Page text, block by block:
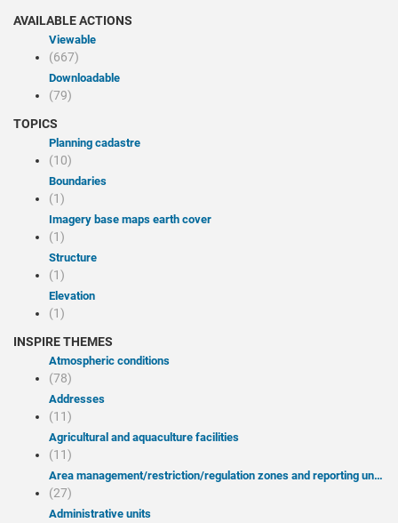
AVAILABLE ACTIONS
Viewable
(667)
Downloadable
(79)
TOPICS
Planning cadastre
(10)
Boundaries
(1)
Imagery base maps earth cover
(1)
Structure
(1)
Elevation
(1)
INSPIRE THEMES
Atmospheric conditions
(78)
Addresses
(11)
Agricultural and aquaculture facilities
(11)
Area management/restriction/regulation zones and reporting units
(27)
Administrative units